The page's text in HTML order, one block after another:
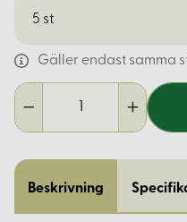
5 st
Gäller endast samma
Beskrivning